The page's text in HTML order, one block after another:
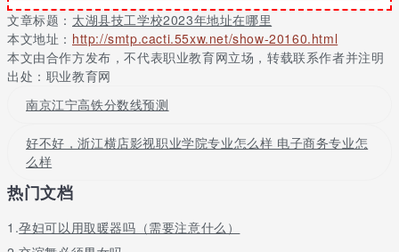
其实学生和家长所对其学校地址方面地了解情况是比较高的选择，
毕竟一所学校地地址是可以直接影响到学生对学习的选择，当然了
就连毕业以后的就业选择也是有所影响的，而以上所公布地太湖县
技工学校地址是可以被进行查询地。
文章标题： 太湖县技工学校2023年地址在哪里
本文地址： http://smtp.cacti.55xw.net/show-20160.html
本文由合作方发布，不代表职业教育网立场，转载联系作者并注明
出处：职业教育网
南京江宁高铁分数线预测
好不好，浙江横店影视职业学院专业怎么样 电子商务专业怎
么样
热门文档
1.孕妇可以用取暖器吗（需要注意什么）